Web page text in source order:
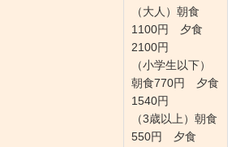
（大人）朝食
1100円 夕食
2100円
（小学生以下）
朝食770円 夕食
1540円
（3歳以上）朝食
550円 夕食